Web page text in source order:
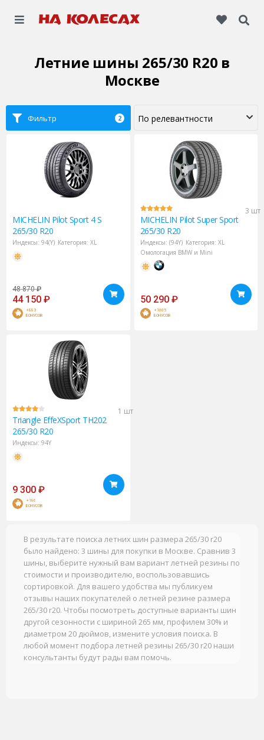
Летние шины 265/30 R20 в
Москве
Фильтр 2
MICHELIN Pilot Sport 4 S
265/30 R20
Индексы: 94(Y) Категория: XL
48 870 ₽
44 150 ₽
+883
БОНУСОВ
3 шт
MICHELIN Pilot Super Sport
265/30 R20
Индексы: (94Y) Категория: XL
Омологация BMW и Mini
50 290 ₽
+1005
БОНУСОВ
1 шт
Triangle EffeXSport TH202
265/30 R20
Индексы: 94Y
9 300 ₽
+186
БОНУСОВ
В результате поиска летних шин размера 265/30 r20
было найдено: 3 шины для покупки в Москве. Сравнив 3
шины, выберите нужный вам вариант летней резины по
стоимости и производителю, воспользовавшись
сортировкой. Для вашего удобства мы публикуем
отзывы наших покупателей о летней резине размера
265/30 r20. Чтобы посмотреть доступные варианты шин
другой сезонности с шириной 265 мм, профилем 30% и
диаметром 20 дюймов, измените условия поиска. В
любой момент подбора летней резины 265/30 r20 наши
консультанты будут рады вам помочь.